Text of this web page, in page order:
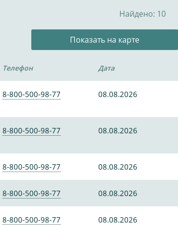
Найдено: 10
Показать на карте
Телефон Дата
8-800-500-98-77 08.08.2026
8-800-500-98-77 08.08.2026
8-800-500-98-77 08.08.2026
8-800-500-98-77 08.08.2026
8-800-500-98-77 08.08.2026